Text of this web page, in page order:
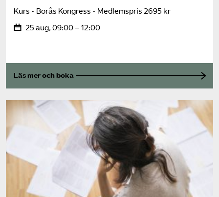
Kurs Borås Kongress
Medlemspris 2695 kr
25 aug, 09:00 – 12:00
Läs mer och boka